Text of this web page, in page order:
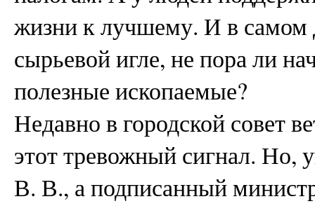
жизни к лучшему. И в самом
сырьевой игле, не пора ли
полезные ископаемые?
Недавно в городской совет
этот тревожный сигнал. Но,
В. В., а подписанный